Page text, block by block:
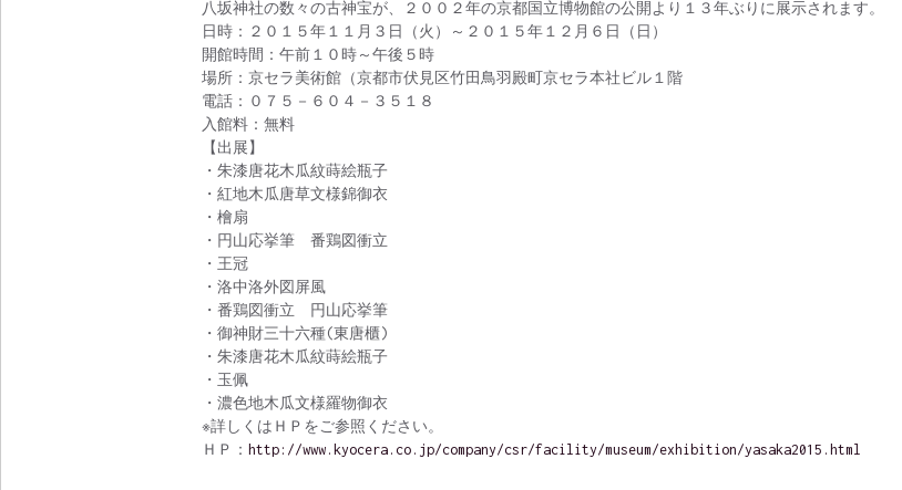
八坂神社の数々の古神宝が、２００２年の京都国立博物館の公開より１３年ぶりに展示されます。
日時：２０１５年１１月３日（火）～２０１５年１２月６日（日）
開館時間：午前１０時～午後５時
場所：京セラ美術館（京都市伏見区竹田鳥羽殿町京セラ本社ビル１階
電話：０７５－６０４－３５１８
入館料：無料
【出展】
・朱漆唐花木瓜紋蒔絵瓶子
・紅地木瓜唐草文様錦御衣
・檜扇
・円山応挙筆 番鶏図衝立
・王冠
・洛中洛外図屏風
・番鶏図衝立 円山応挙筆
・御神財三十六種(東唐櫃)
・朱漆唐花木瓜紋蒔絵瓶子
・玉佩
・濃色地木瓜文様羅物御衣
※詳しくはＨＰをご参照ください。
ＨＰ： http://www.kyocera.co.jp/company/csr/facility/museum/exhibition/yasaka2015.html